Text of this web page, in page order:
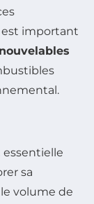
est important
essentielle
sa
volume de